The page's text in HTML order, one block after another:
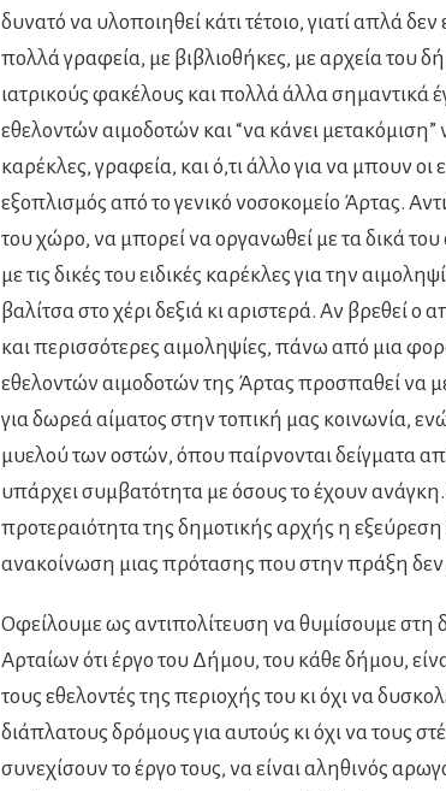
δυνατό να υλοποιηθεί κάτι τέτοιο, γιατί απλά
πολλά γραφεία, με βιβλιοθήκες, με αρχεία του
ιατρικούς φακέλους και πολλά άλλα σημαντικά
εθελοντών αιμοδοτών και “να κάνει
καρέκλες, γραφεία, και ό,τι άλλο για να μπουν οι
εξοπλισμός από το γενικό νοσοκομείο Άρτας.
του χώρο, να μπορεί να οργανωθεί με τα δικά του
με τις δικές του ειδικές καρέκλες για την
βαλίτσα στο χέρι δεξιά κι αριστερά. Αν βρεθεί ο
και περισσότερες αιμοληψίες, πάνω από μια
εθελοντών αιμοδοτών της Άρτας προσπαθεί να
για δωρεά αίματος στην τοπική μας κοινωνία,
μυελού των οστών, όπου παίρνονται δείγματα
υπάρχει συμβατότητα με όσους το έχουν
προτεραιότητα της δημοτικής αρχής η
ανακοίνωση μιας πρότασης που στην πράξη
Οφείλουμε ως αντιπολίτευση να θυμίσουμε στη
Αρταίων ότι έργο του Δήμου, του κάθε δήμου,
τους εθελοντές της περιοχής του κι όχι να
διάπλατους δρόμους για αυτούς κι όχι να τους
συνεχίσουν το έργο τους, να είναι αληθινός